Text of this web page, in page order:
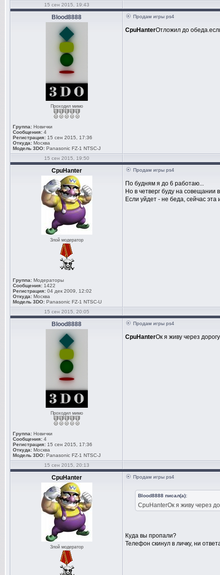
15 сен 2015, 19:43
Blood8888
Проходил мимо
Группа: Новички
Сообщения: 4
Регистрация: 15 сен 2015, 17:36
Откуда: Москва
Модель 3DO: Panasonic FZ-1 NTSC-J
Продам игры ps4
CpuHanterОтложил до
15 сен 2015, 19:50
CpuHanter
Злой модератор
Группа: Модераторы
Сообщения: 1422
Регистрация: 04 дек 2009, 12:02
Откуда: Москва
Модель 3DO: Panasonic FZ-1 NTSC-U
Продам игры ps4
По будням я до 6 работаю...
Но в четверг буду на
Если уйдет - не беда, сейчас эта
15 сен 2015, 20:05
Blood8888
Проходил мимо
Группа: Новички
Сообщения: 4
Регистрация: 15 сен 2015, 17:36
Откуда: Москва
Модель 3DO: Panasonic FZ-1 NTSC-J
Продам игры ps4
CpuHanterОк я живу через
15 сен 2015, 20:13
CpuHanter
Злой модератор
Продам игры ps4
Blood8888 писал(а):
CpuHanterОк я живу через
Куда вы пропали?
Телефон скинул в личку, ни